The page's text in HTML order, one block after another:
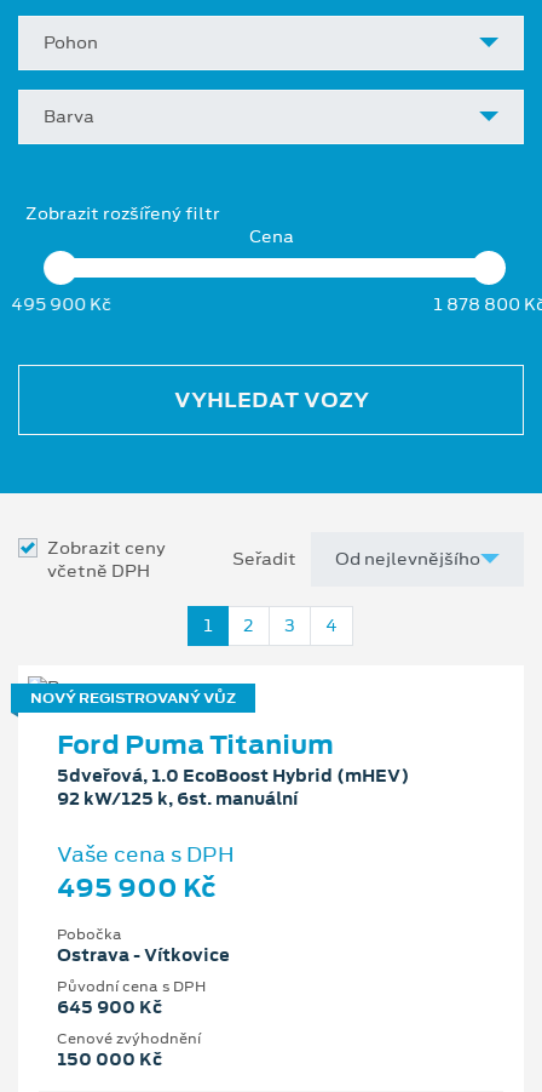
Pohon
Barva
Zobrazit rozšířený filtr
Cena
495 900 Kč 1 878 800
VYHLEDAT VOZY
Zobrazit ceny
včetně DPH
Seřadit
1 2 3 4
NOVÝ REGISTROVANÝ VŮZ
Ford Puma Titanium
5dveřová, 1.0 EcoBoost Hybrid (mHEV)
92 kW/125 k, 6st. manuální
Vaše cena s DPH
495 900 Kč
Pobočka
Ostrava - Vítkovice
Původní cena s DPH
645 900 Kč
Cenové zvýhodnění
150 000 Kč